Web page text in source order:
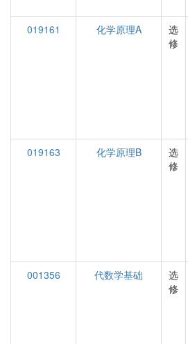
019161
化学原理A
选
修
019163
化学原理B
选
修
001356
代数学基础
选
修